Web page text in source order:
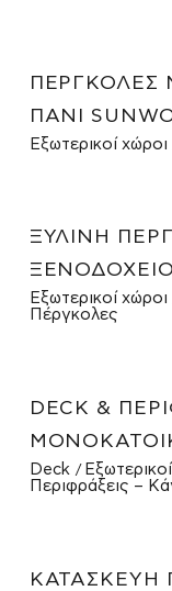
ΠΈΡΓΚΟΛΕΣ
ΠΑΝΊ
Εξωτερικοί χώροι
ΞΎΛΙΝΗ
Εξωτερικοί χώροι
Πέργκολες
DECK &
Deck
Περιφράξεις –
ΚΑΤΑΣΚΕΥΉ